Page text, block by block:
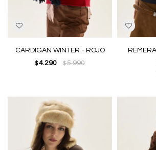
CARDIGAN WINTER - ROJO
$ 4.290 $5.990